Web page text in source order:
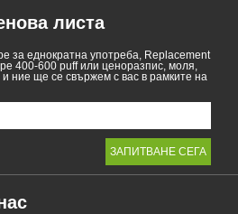
листа
за еднократна употреба, Replacement
400-600 puff или ценоразпис, моля,
ние ще се свържем с вас в рамките на